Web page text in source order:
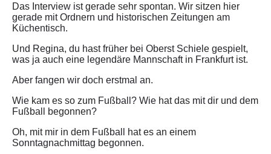
Das Interview ist gerade sehr spontan. Wir sitzen hier
gerade mit Ordnern und historischen Zeitungen am
Küchentisch.
Und Regina, du hast früher bei Oberst Schiele gespielt,
was ja auch eine legendäre Mannschaft in Frankfurt ist.
Aber fangen wir doch erstmal an.
Wie kam es so zum Fußball? Wie hat das mit dir und dem
Fußball begonnen?
Oh, mit mir in dem Fußball hat es an einem
Sonntagnachmittag begonnen.